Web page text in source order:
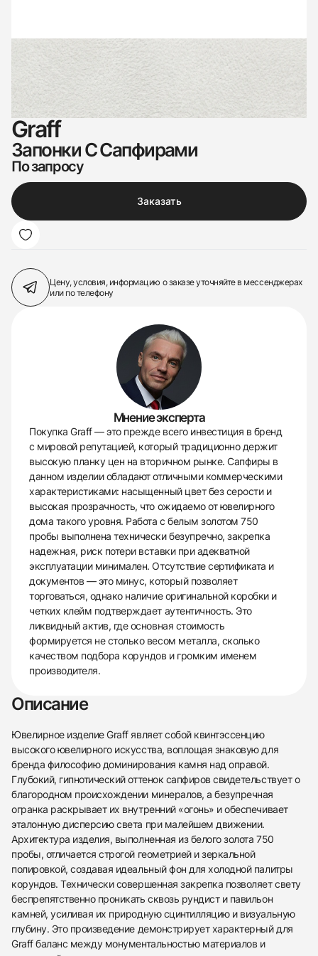
438
285
145
142
205
204
195
150
6
Graff
Запонки С Сапфирами
По запросу
Заказать
Цену, условия, информацию о заказеуточняйте в мессенджерах
или по телефону
Мнение эксперта
Покупка Graff — это прежде всего инвестиция в бренд
с мировой репутацией, который традиционно держит
высокую планку цен на вторичном рынке. Сапфиры в
данном изделии обладают отличными коммерческими
характеристиками: насыщенный цвет без серости и
высокая прозрачность, что ожидаемо от ювелирного
дома такого уровня. Работа с белым золотом 750
пробы выполнена технически безупречно, закрепка
надежная, риск потери вставки при адекватной
эксплуатации минимален. Отсутствие сертификата и
документов — это минус, который позволяет
торговаться, однако наличие оригинальной коробки и
четких клейм подтверждает аутентичность. Это
ликвидный актив, где основная стоимость
формируется не столько весом металла, сколько
качеством подбора корундов и громким именем
производителя.
Описание
Ювелирное изделие Graff являет собой квинтэссенцию
высокого ювелирного искусства, воплощая знаковую для
бренда философию доминирования камня над оправой.
Глубокий, гипнотический оттенок сапфиров свидетельствует о
благородном происхождении минералов, а безупречная
огранка раскрывает их внутренний «огонь» и обеспечивает
эталонную дисперсию света при малейшем движении.
Архитектура изделия, выполненная из белого золота 750
пробы, отличается строгой геометрией и зеркальной
полировкой, создавая идеальный фон для холодной палитры
корундов. Технически совершенная закрепка позволяет свету
беспрепятственно проникать сквозь рундист и павильон
камней, усиливая их природную сцинтилляцию и визуальную
глубину. Это произведение демонстрирует характерный для
Graff баланс между монументальностью материалов и